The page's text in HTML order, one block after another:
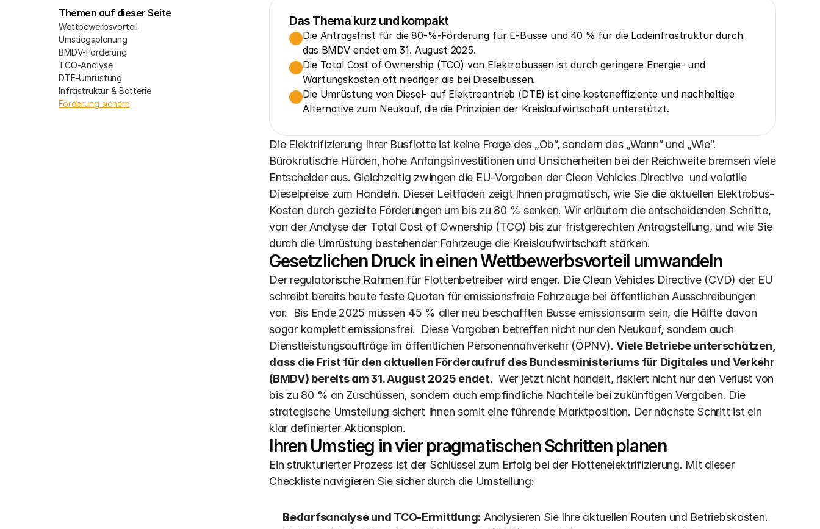
Themen auf dieser Seite
Wettbewerbsvorteil
Umstiegsplanung
BMDV-Förderung
TCO-Analyse
DTE-Umrüstung
Infrastruktur & Batterie
Förderung sichern
Das Thema kurz und kompakt
Die Antragsfrist für die 80-%-Förderung für E-Busse und 40 % für die Ladeinfrastruktur durch
das BMDV endet am 31. August 2025.
Die Total Cost of Ownership (TCO) von Elektrobussen ist durch geringere Energie- und
Wartungskosten oft niedriger als bei Dieselbussen.
Die Umrüstung von Diesel- auf Elektroantrieb (DTE) ist eine kosteneffiziente und nachhaltige
Alternative zum Neukauf, die die Prinzipien der Kreislaufwirtschaft unterstützt.
Die Elektrifizierung Ihrer Busflotte ist keine Frage des „Ob“, sondern des „Wann“ und „Wie“.
Bürokratische Hürden, hohe Anfangsinvestitionen und Unsicherheiten bei der Reichweite bremsen viele
Entscheider aus. Gleichzeitig zwingen die EU-Vorgaben der Clean Vehicles Directive  und volatile
Dieselpreise zum Handeln. Dieser Leitfaden zeigt Ihnen pragmatisch, wie Sie die aktuellen Elektrobus-
Kosten durch gezielte Förderungen um bis zu 80 % senken. Wir erläutern die entscheidenden Schritte,
von der Analyse der Total Cost of Ownership (TCO) bis zur fristgerechten Antragstellung, und wie Sie
durch die Umrüstung bestehender Fahrzeuge die Kreislaufwirtschaft stärken.
Gesetzlichen Druck in einen Wettbewerbsvorteil umwandeln
Der regulatorische Rahmen für Flottenbetreiber wird enger. Die Clean Vehicles Directive (CVD) der EU
schreibt bereits heute feste Quoten für emissionsfreie Fahrzeuge bei öffentlichen Ausschreibungen
vor.  Bis Ende 2025 müssen 45 % aller neu beschafften Busse emissionsarm sein, die Hälfte davon
sogar komplett emissionsfrei.  Diese Vorgaben betreffen nicht nur den Neukauf, sondern auch
Dienstleistungsaufträge im öffentlichen Personennahverkehr (ÖPNV). Viele Betriebe unterschätzen,
dass die Frist für den aktuellen Förderaufruf des Bundesministeriums für Digitales und Verkehr
(BMDV) bereits am 31. August 2025 endet.
  Wer jetzt nicht handelt, riskiert nicht nur den Verlust von
bis zu 80 % an Zuschüssen, sondern auch empfindliche Nachteile bei zukünftigen Vergaben. Die
strategische Umstellung sichert Ihnen somit eine führende Marktposition. Der nächste Schritt ist ein
klar definierter Aktionsplan.
Ihren Umstieg in vier pragmatischen Schritten planen
Ein strukturierter Prozess ist der Schlüssel zum Erfolg bei der Flottenelektrifizierung. Mit dieser
Checkliste navigieren Sie sicher durch die Umstellung:
Bedarfsanalyse und TCO-Ermittlung: Analysieren Sie Ihre aktuellen Routen und Betriebskosten.